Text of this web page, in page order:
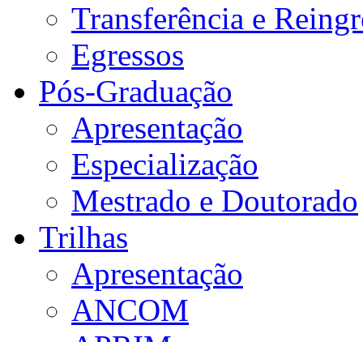
Transferência e
Egressos
Pós-Graduação
Apresentação
Especialização
Mestrado e Doutorado
Trilhas
Apresentação
ANCOM